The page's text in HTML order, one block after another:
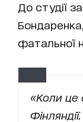
До студії
фатальної
«Коли це